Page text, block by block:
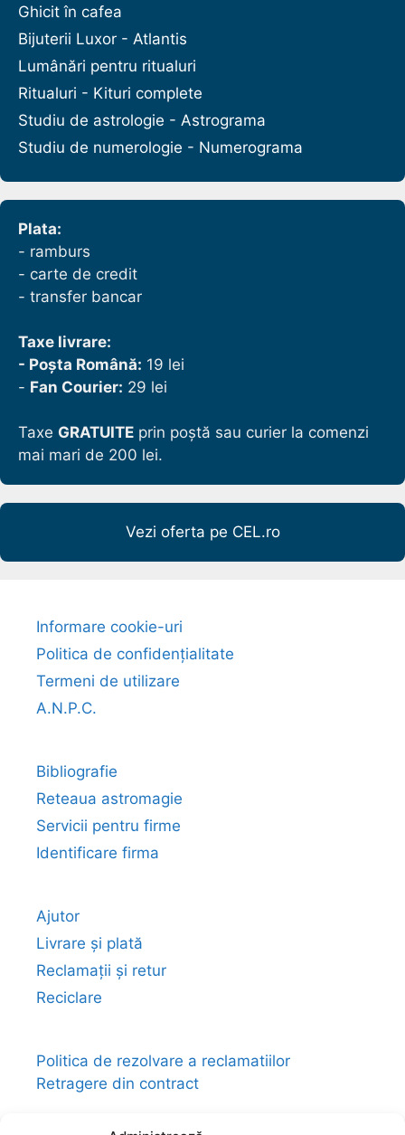
Ghicit în cafea
Bijuterii Luxor - Atlantis
Lumânări pentru ritualuri
Ritualuri - Kituri complete
Studiu de astrologie - Astrograma
Studiu de numerologie - Numerograma
Plata:
- ramburs
- carte de credit
- transfer bancar
Taxe livrare:
- Poșta Română: 19 lei
- Fan Courier: 29 lei
Taxe GRATUITE prin poștă sau curier la comenzi
mai mari de 200 lei.
Vezi oferta pe CEL.ro
Informare cookie-uri
Politica de confidențialitate
Termeni de utilizare
A.N.P.C.
Bibliografie
Reteaua astromagie
Servicii pentru firme
Identificare firma
Ajutor
Livrare și plată
Reclamații și retur
Reciclare
Politica de rezolvare a reclamatiilor
Retragere din contract